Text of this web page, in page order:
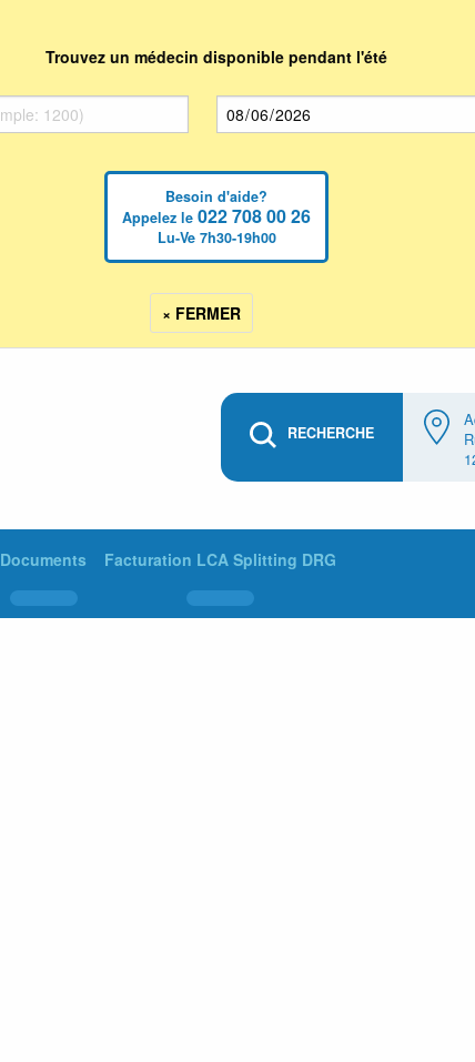
Trouvez un médecin disponible pendant l'été
Besoin d'aide?
Appelez le 022 708 00 26
Lu-Ve 7h30-19h00
× FERMER
RECHERCHE
Documents Facturation LCA Splitting DRG